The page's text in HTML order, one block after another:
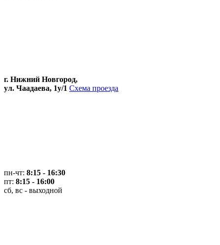
г. Нижний Новгород,
ул. Чаадаева, 1у/1 Схема проезда
пн-чт: 8:15 - 16:30
пт: 8:15 - 16:00
сб, вс - выходной